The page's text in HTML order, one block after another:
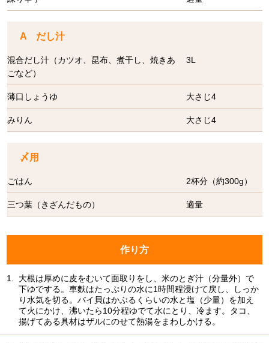
A だし汁
混合だし汁（カツオ、昆布、煮干し、焼きあ
ごなど）
3L
薄口しょうゆ 大さじ4
みりん 大さじ4
〆用
ごはん 2杯分（約300g）
三つ葉（きざんだもの） 適量
作り方
1.
大根は厚めに皮をむいて面取りをし、米のとぎ汁（分量外）で
下ゆでする。車麩はたっぷりの水に1時間程浸けて戻し、しっか
り水気を切る。バイ貝はかぶるくらいの水と塩（少量）を加え
て火にかけ、沸いたら10分程ゆでて水にとり、冷ます。タコ、
揚げてある具材はザルにのせて熱湯をまわしかける。